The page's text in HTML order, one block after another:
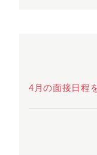
4月の面接日程